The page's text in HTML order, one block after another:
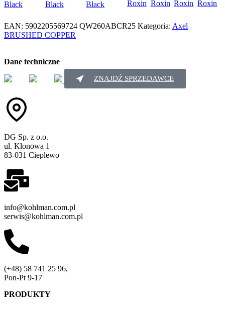
EAN: 5902205569724 QW260ABCR25 Kategoria: Axel
BRUSHED COPPER
Dane techniczne
ZNAJDŹ SPRZEDAWCE
DG Sp. z o.o.
ul. Klonowa 1
83-031 Cieplewo
info@kohlman.com.pl
serwis@kohlman.com.pl
(+48) 58 741 25 96,
Pon-Pt 9-17
PRODUKTY